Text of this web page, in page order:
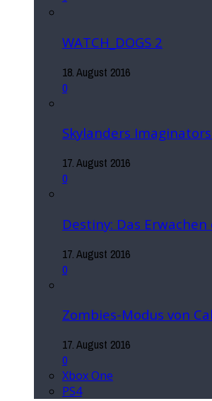
WATCH_DOGS 2
18. August 2016
0
Skylanders
17. August 2016
0
Destiny: Das
17. August 2016
0
Zombies-Modus von
17. August 2016
0
Xbox One
PS4